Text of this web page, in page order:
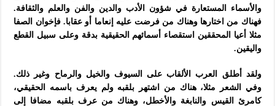
والأسماء المستعارة في شؤون الأدب والدين والفن والعلم والثقافة.
فهناك من اختارها وهناك من فرضت عليه إنعاما أو عقابا. فإخوان الصفا
مثلا أعيا المحققين استقصاء أسمائهم الحقيقية بدقة وعلى سبيل القطع
واليقين.
ولقد أطلق العرب الألقاب على السيوف والخيل والرماح وغير ذلك.
وفي الشعر مثلا، هناك من اشتهر بلقبه ولم يعرف باسمه الحقيقي،
كامرئ القيس والنابغة والأخطل، وهناك من عرف بلقبه مضافا إلى